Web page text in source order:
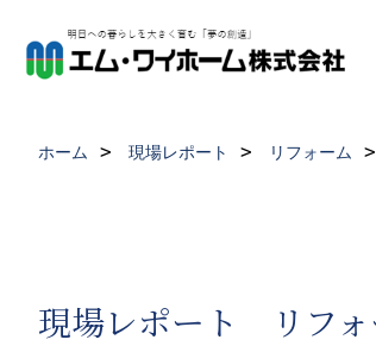
ホーム 現場レポート リフォーム
現場レポート リフォ